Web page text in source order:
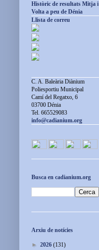
Històric de resultats Mitja i
Volta a peu de Dénia
Llista de correu
C. A. Baleària Diànium
Poliesportiu Municipal
Camí del Regatxo, 6
03700 Dénia
Tel. 665529083
info@cadianium.org
Busca en cadianium.org
Arxiu de notícies
► 2026 (131)